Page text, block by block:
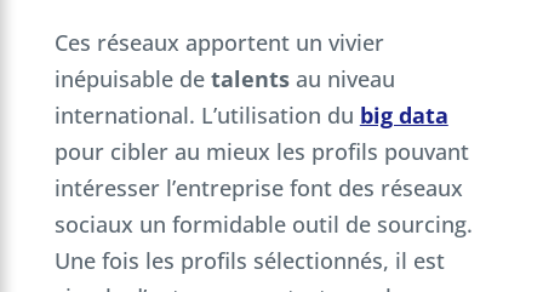
Ces réseaux apportent un vivier
inépuisable de talentsau niveau
international. L’utilisation du big data
pour cibler au mieux les profils pouvant
intéresser l’entreprise font des réseaux
sociaux un formidable outil de sourcing.
Une fois les profils sélectionnés, il est